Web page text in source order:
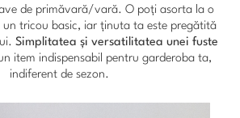
de primăvară/vară. O poți asorta la o
un tricou basic, iar ținuta ta este pregătită
Simplitatea și versatilitatea unei fuste
item indispensabil pentru garderoba ta,
indiferent de sezon.